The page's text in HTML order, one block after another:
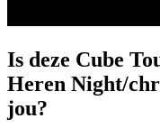
Is deze Cube
Heren Night/
jou?